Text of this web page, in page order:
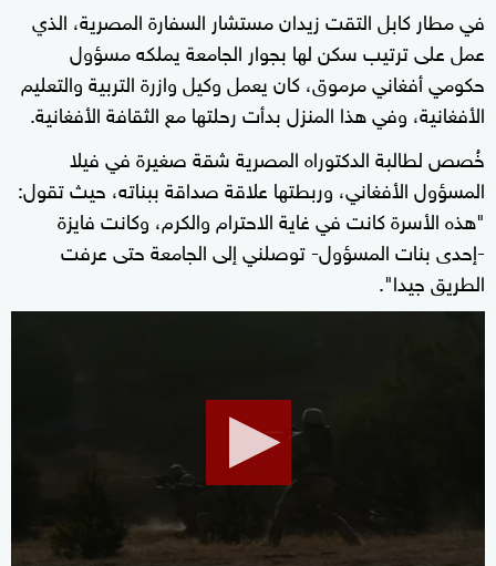
في مطار كابل التقت زيدان مستشار السفارة المصرية، الذي
عمل على ترتيب سكن لها بجوار الجامعة يملكه مسؤول
حكومي أفغاني مرموق، كان يعمل وكيل وازرة التربية والتعليم
الأفغانية، وفي هذا المنزل بدأت رحلتها مع الثقافة الأفغانية.
خُصص لطالبة الدكتوراه المصرية شقة صغيرة في فيلا
المسؤول الأفغاني، وربطتها علاقة صداقة ببناته، حيث تقول:
"هذه الأسرة كانت في غاية الاحترام والكرم، وكانت فايزة
-إحدى بنات المسؤول- توصلني إلى الجامعة حتى عرفت
الطريق جيدا".